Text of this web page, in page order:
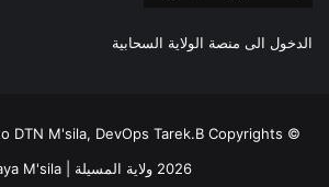
الدخول الى منصة الولاية السحابية
DTN M'sila, DevOps Tarek.B Copyrights ©
2026 ولاية المسيلة | Wilaya M'sila